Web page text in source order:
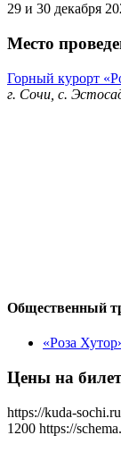
29 и 30 декабря
Место
Горный курорт
г. Сочи, с.
Общественный
«Роза
Цены на
https://kuda-
1200 https://